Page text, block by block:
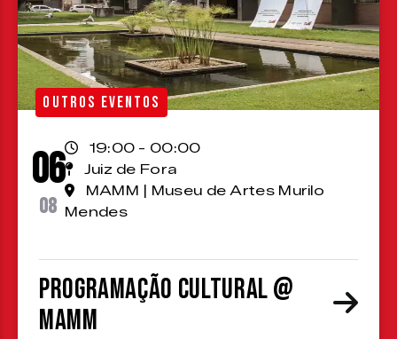
OUTROS EVENTOS
06
08
19:00 - 00:00
Juiz de Fora
MAMM | Museu de Artes Murilo
Mendes
Programação cultural @
MAMM